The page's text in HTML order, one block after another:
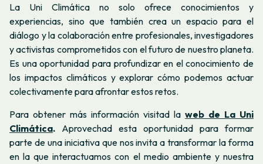
La Uni Climática no solo ofrece conocimientos y
experiencias, sino que también crea un espacio para el
diálogo y la colaboración entre profesionales, investigadores
y activistas comprometidos con el futuro de nuestro planeta.
Es una oportunidad para profundizar en el conocimiento de
los impactos climáticos y explorar cómo podemos actuar
colectivamente para afrontar estos retos.
Para obtener más información visitad la web de La Uni
Climática. Aprovechad esta oportunidad para formar
parte de una iniciativa que nos invita a transformar la forma
en la que interactuamos con el medio ambiente y nuestra